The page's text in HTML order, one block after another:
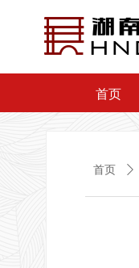
首页
首页 ꄲ